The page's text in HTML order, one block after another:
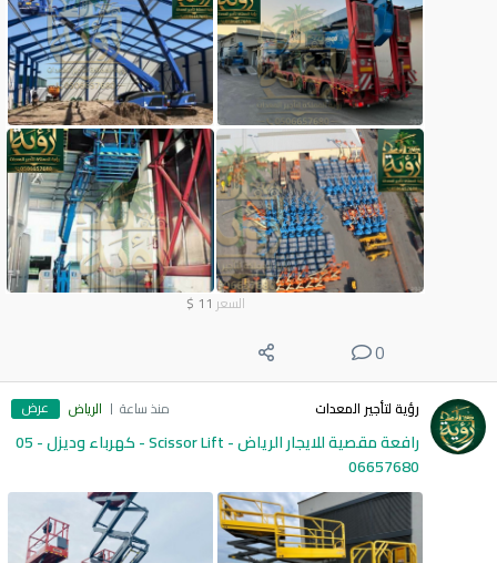
السعر 11
$
0
رؤية لتأجير المعدات منذ ساعة الرياض عرض
رافعة مقصية للايجار الرياض - Scissor Lift - كهرباء وديزل - 05
06657680